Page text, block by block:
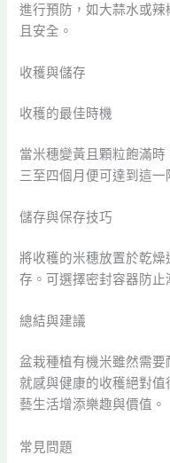
進行預防，如大蒜水或
且安全。
收穫與儲存
收穫的最佳時機
當米穗變黃且顆粒飽滿
三至四個月便可達到這一
儲存與保存技巧
將收穫的米穗放置於乾
存。可選擇密封容器防止
總結與建議
盆栽種植有機米雖然需
就感與健康的收穫絕對
藝生活增添樂趣與價值。
常見問題